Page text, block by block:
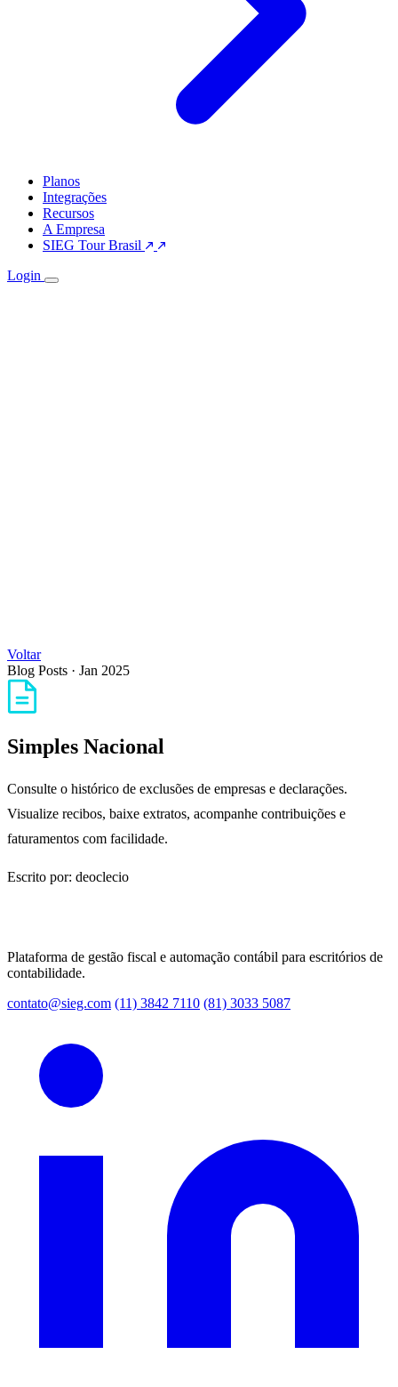
Planos
Integrações
Recursos
A Empresa
SIEG Tour Brasil
Login
Voltar
Blog Posts · Jan 2025
Simples Nacional
Consulte o histórico de exclusões de empresas e declarações.
Visualize recibos, baixe extratos, acompanhe contribuições e
faturamentos com facilidade.
Escrito por: deoclecio
Plataforma de gestão fiscal e automação contábil para escritórios de
contabilidade.
contato@sieg.com (11) 3842 7110 (81) 3033 5087